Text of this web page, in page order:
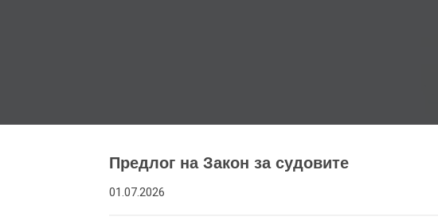
Предлог на Закон за судовите
01.07.2026